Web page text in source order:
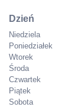
Dzień
Niedziela
Poniedziałek
Wtorek
Środa
Czwartek
Piątek
Sobota